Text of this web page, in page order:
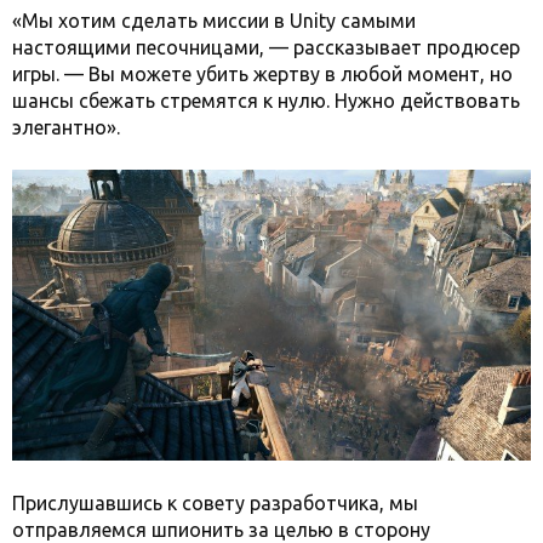
«Мы хотим сделать миссии в Unity самыми
настоящими песочницами, — рассказывает продюсер
игры. — Вы можете убить жертву в любой момент, но
шансы сбежать стремятся к нулю. Нужно действовать
элегантно».
Прислушавшись к совету разработчика, мы
отправляемся шпионить за целью в сторону